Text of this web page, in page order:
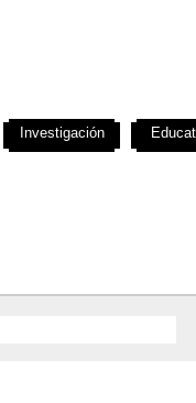
Investigación